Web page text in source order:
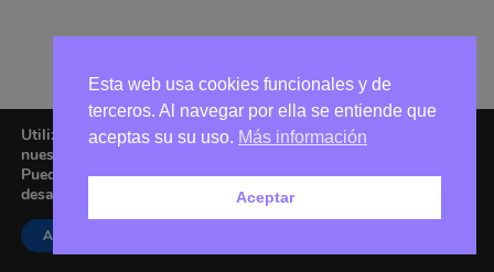
Utilizamos cookies para ofrecerte la mejor experiencia en
nuestra web.
Puedes aprender más sobre qué cookies utilizamos o
desactivarlas en los
Aceptar
Esta web usa cookies funcionales y de
terceros. Al navegar por ella se entiende que
aceptas su su uso. Más información
Aceptar